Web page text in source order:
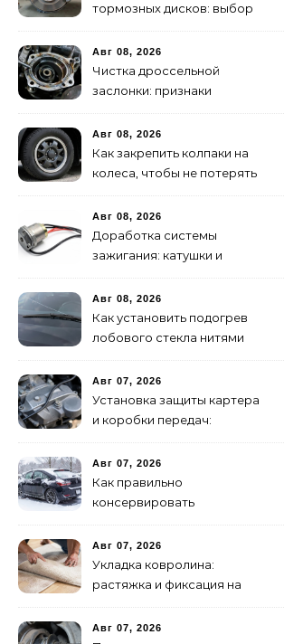
тормозных дисков: выбор
Авг 08, 2026
Чистка дроссельной
заслонки: признаки
Авг 08, 2026
Как закрепить колпаки на
колеса, чтобы не потерять
Авг 08, 2026
Доработка системы
зажигания: катушки и
Авг 08, 2026
Как установить подогрев
лобового стекла нитями
Авг 07, 2026
Установка защиты картера
и коробки передач:
Авг 07, 2026
Как правильно
консервировать
пошаговая инструкция
Авг 07, 2026
Укладка ковролина:
растяжка и фиксация на
руководство
Авг 07, 2026